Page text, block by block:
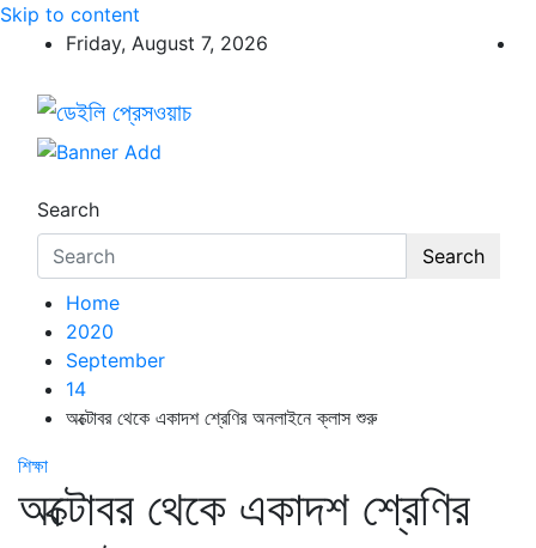
Skip to content
Friday, August 7, 2026
ডেইলি প্রেসওয়াচ
ডেইলি প্রেসওয়াচ মুক্তিযুদ্ধের চেতনায় উদ্বুদ্ধ মুখপত্র
Search
Search
Home
2020
September
14
অক্টোবর থেকে একাদশ শ্রেণির অনলাইনে ক্লাস শুরু
শিক্ষা
অক্টোবর থেকে একাদশ শ্রেণির